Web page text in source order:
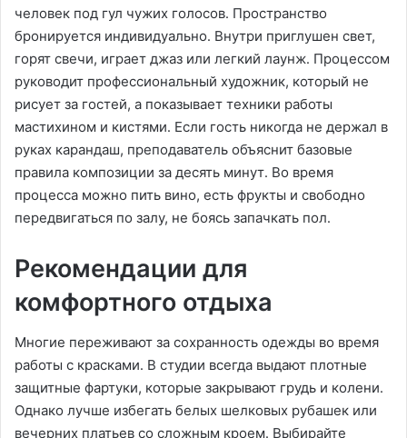
человек под гул чужих голосов․ Пространство
бронируется индивидуально․ Внутри приглушен свет,
горят свечи, играет джаз или легкий лаунж․ Процессом
руководит профессиональный художник, который не
рисует за гостей, а показывает техники работы
мастихином и кистями․ Если гость никогда не держал в
руках карандаш, преподаватель объяснит базовые
правила композиции за десять минут․ Во время
процесса можно пить вино, есть фрукты и свободно
передвигаться по залу, не боясь запачкать пол․
Рекомендации для
комфортного отдыха
Многие переживают за сохранность одежды во время
работы с красками․ В студии всегда выдают плотные
защитные фартуки, которые закрывают грудь и колени․
Однако лучше избегать белых шелковых рубашек или
вечерних платьев со сложным кроем․ Выбирайте